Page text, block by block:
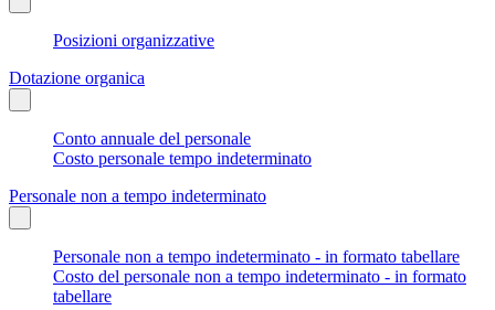
Posizioni organizzative
Dotazione organica
Conto annuale del personale
Costo personale tempo indeterminato
Personale non a tempo indeterminato
Personale non a tempo indeterminato - in formato tabellare
Costo del personale non a tempo indeterminato - in formato
tabellare